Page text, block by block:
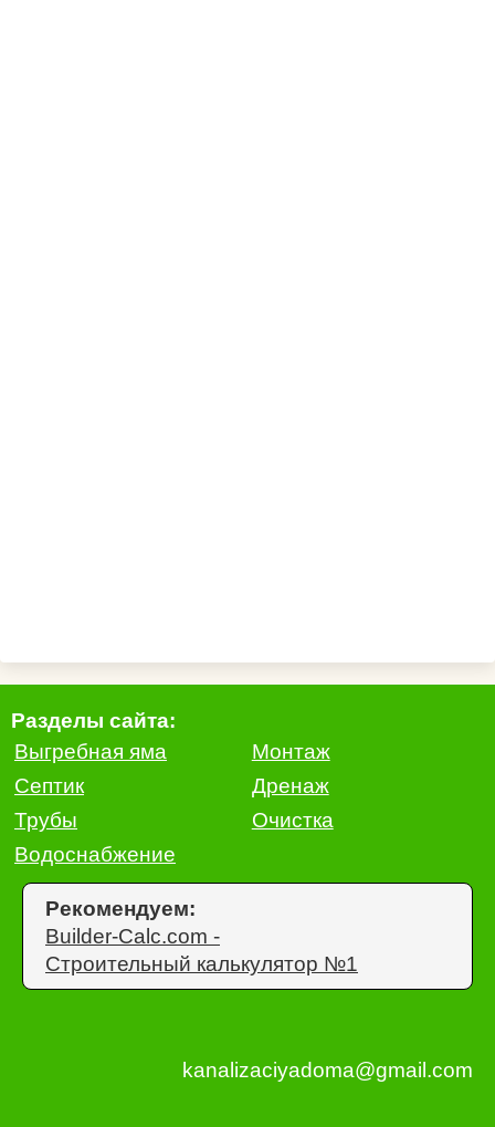
Разделы сайта:
Выгребная яма
Монтаж
Септик
Дренаж
Трубы
Очистка
Водоснабжение
Рекомендуем:
Builder-Calc.com -
Строительный калькулятор №1
kanalizaciyadoma@gmail.com